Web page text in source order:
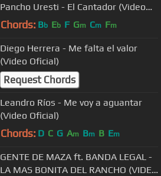
Pancho Uresti - El Cantador (Video
Oficial)
Chords: Bb Eb F Gm Cm Fm
Diego Herrera - Me falta el valor
(Video Oficial)
Request Chords
Leandro Ríos - Me voy a aguantar
(Video Oficial)
Chords: D C G Am Bm B Em
GENTE DE MAZA ft. BANDA LEGAL -
LA MAS BONITA DEL RANCHO (VIDEO